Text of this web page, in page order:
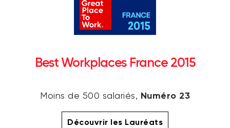
Best Workplaces France 2015
Moins de 500 salariés, Numéro 23
Découvrir les Lauréats